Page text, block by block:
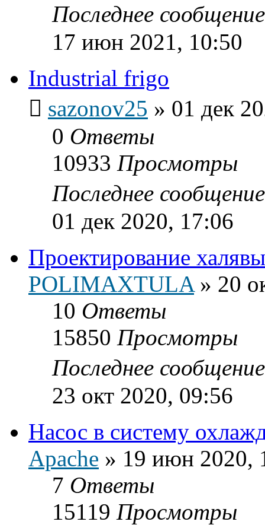
Последнее
17 июн 2021, 10:50
Industrial frigo
sazonov25 » 01 дек
0 Ответы
10933 Просмотры
Последнее
01 дек 2020, 17:06
Проектирование
POLIMAXTULA» 20
10 Ответы
15850 Просмотры
Последнее
23 окт 2020, 09:56
Насос в систему
Apache » 19 июн 2020,
7 Ответы
15119 Просмотры